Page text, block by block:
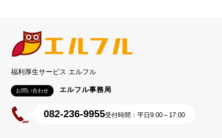
福利厚生サービス エルフル
お問い合わせ エルフル事務局
082-236-9955受付時間：平日9:00～17:00